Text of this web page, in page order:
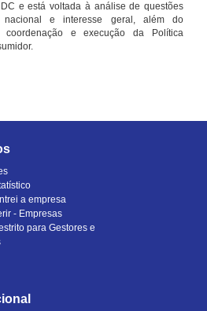
e está voltada à análise de questões
nacional e interesse geral, além do
coordenação e execução da Política
a empresa
- Empresas
para Gestores e